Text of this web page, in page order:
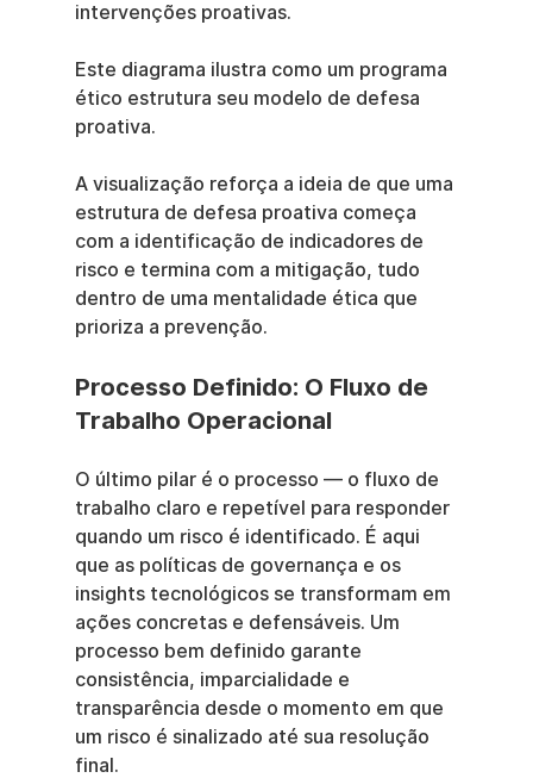
intervenções proativas.
Este diagrama ilustra como um programa
ético estrutura seu modelo de defesa
proativa.
A visualização reforça a ideia de que uma
estrutura de defesa proativa começa
com a identificação de indicadores de
risco e termina com a mitigação, tudo
dentro de uma mentalidade ética que
prioriza a prevenção.
Processo Definido: O Fluxo de
Trabalho Operacional
O último pilar é o processo — o fluxo de
trabalho claro e repetível para responder
quando um risco é identificado. É aqui
que as políticas de governança e os
insights tecnológicos se transformam em
ações concretas e defensáveis. Um
processo bem definido garante
consistência, imparcialidade e
transparência desde o momento em que
um risco é sinalizado até sua resolução
final.